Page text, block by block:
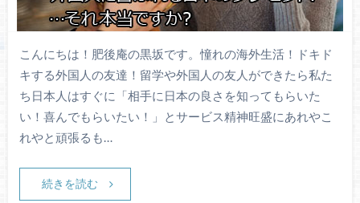
こんにちは！肥後庵の黒坂です。憧れの海外生活！ドキド
キする外国人の友達！留学や外国人の友人ができたら私た
ち日本人はすぐに「相手に日本の良さを知ってもらいた
い！喜んでもらいたい！」とサービス精神旺盛にあれやこ
れやと頑張るも…
続きを読む